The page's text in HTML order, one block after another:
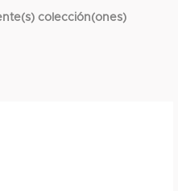
colección(ones)